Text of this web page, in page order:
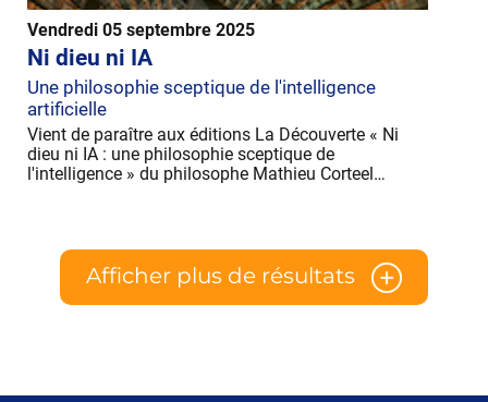
Vendredi 05 septembre 2025
Ni dieu ni IA
Une philosophie sceptique de l'intelligence
artificielle
Vient de paraître aux éditions La Découverte « Ni
dieu ni IA : une philosophie sceptique de
l'intelligence » du philosophe Mathieu Corteel…
Afficher plus de résultats